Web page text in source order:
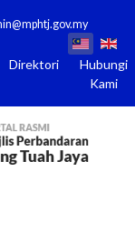
Direktori
Hubungi
Kami